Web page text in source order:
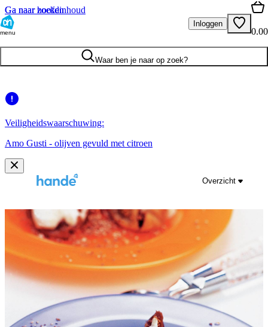
Ga naar hoofdinhoud
Ga naar zoeken
menu
Inloggen
0.00
Waar ben je naar op zoek?
Veiligheidswaarschuwing:
Amo Gusti - olijven gevuld met citroen
Overzicht